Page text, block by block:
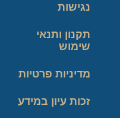
נגישות
תקנון ותנאי
שימוש
מדיניות פרטיות
זכות עיון במידע